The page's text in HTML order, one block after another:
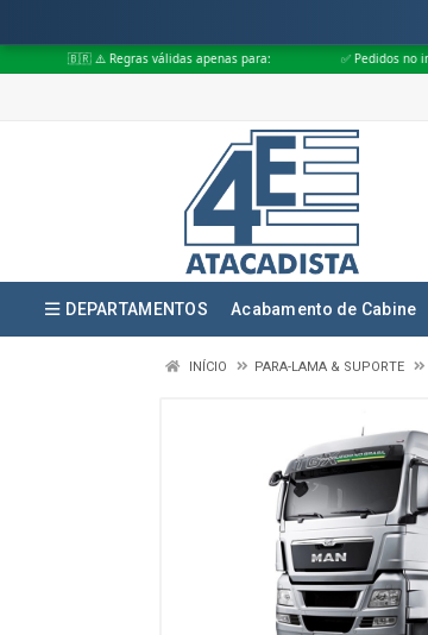
Regras válidas apenas para: ✅ Pedidos no interior de Goiás
DEPARTAMENTOS Acabamento de Cabine
INÍCIO PARA-LAMA & SUPORTE